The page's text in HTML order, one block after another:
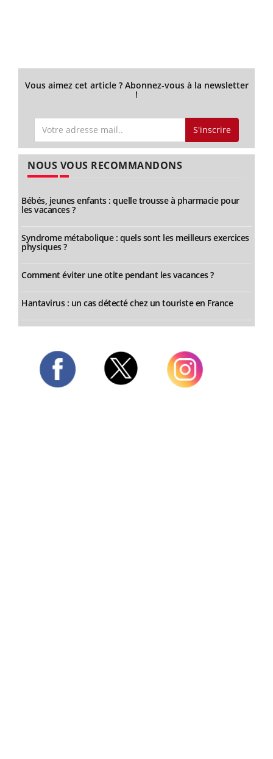
Vous aimez cet article ? Abonnez-vous à la newsletter
!
S'inscrire
NOUS VOUS RECOMMANDONS
Bébés, jeunes enfants : quelle trousse à pharmacie pour
les vacances ?
Syndrome métabolique : quels sont les meilleurs exercices
physiques ?
Comment éviter une otite pendant les vacances ?
Hantavirus : un cas détecté chez un touriste en France